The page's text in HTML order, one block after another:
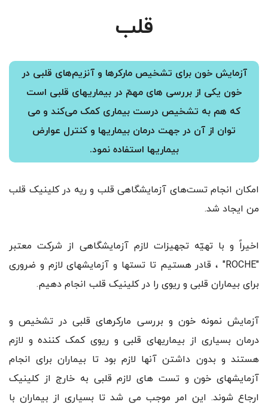
قلب
آزمایش خون برای تشخیص مارکرها و آنزیم‌های قلبی در
خون یکی از بررسی های مهمّ در بیماریهای قلبی است
که هم به تشخیص درست بیماری کمک می‌کند و می
توان از آن در جهت درمان بیماریها و کنترل عوارض
بیماریها استفاده نمود.
امکان انجام تست‌های آزمایشگاهی قلب و ریه در کلینیک قلب
من ایجاد شد.
اخیراً و با تهیّه تجهیزات لازم آزمایشگاهی از شرکت معتبر
"ROCHE" ، قادر هستیم تا تستها و آزمایشهای لازم و ضروری
برای بیماران قلبی و ریوی را در کلینیک قلب انجام دهیم.
آزمایش نمونه خون و بررسی مارکرهای قلبی در تشخیص و
درمان بسیاری از بیماریهای قلبی و ریوی کمک کننده و لازم
هستند و بدون داشتن آنها لازم بود تا بیماران برای انجام
آزمایشهای خون و تست های لازم قلبی به خارج از کلینیک
ارجاع شوند. این امر موجب می شد تا بسیاری از بیماران با